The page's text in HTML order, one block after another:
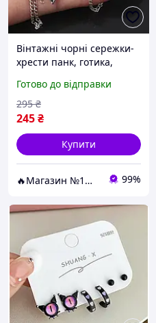
Вінтажні чорні сережки-
хрести панк, готика,
унісекс, корейський стиль
Готово до відправки
245₴
295 ₴
Купити
🔥Магазин №1🔥 - Товарів для дому 99%